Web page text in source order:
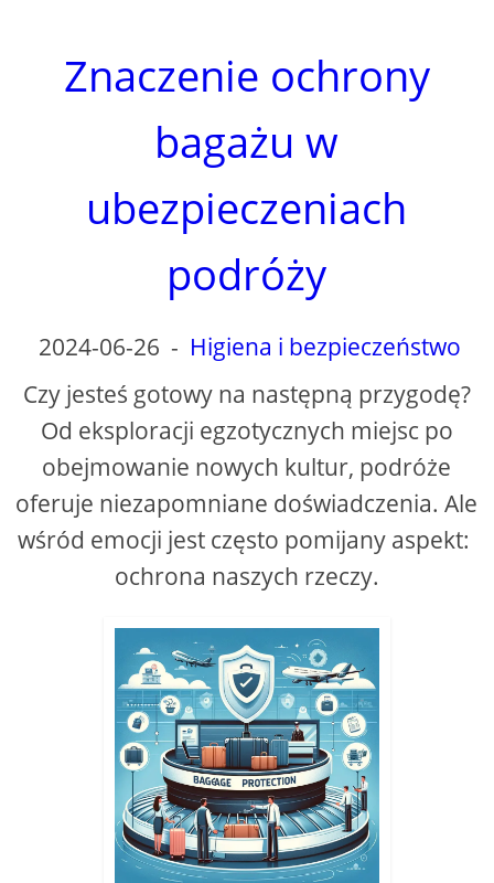
Znaczenie ochrony
bagażu w
ubezpieczeniach
podróży
2024-06-26 - Higiena i bezpieczeństwo
Czy jesteś gotowy na następną przygodę?
Od eksploracji egzotycznych miejsc po
obejmowanie nowych kultur, podróże
oferuje niezapomniane doświadczenia. Ale
wśród emocji jest często pomijany aspekt: ​​
ochrona naszych rzeczy.